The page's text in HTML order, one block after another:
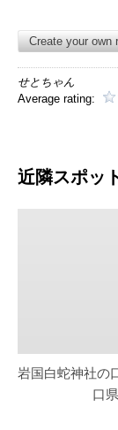
Create your own
せとちゃん
Average rating:
近隣スポッ
岩国白蛇神社の
口